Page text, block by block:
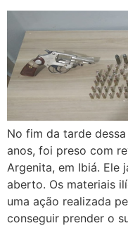
No fim da tarde
anos, foi preso com
Argenita, em Ibiá. Ele
aberto. Os materiais
uma ação realizada
conseguir prender o